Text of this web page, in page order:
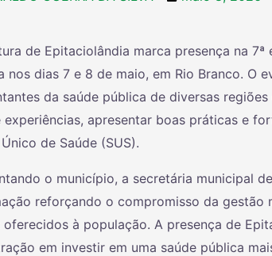
de Epitaciolândia marca presença na 7ª
nos dias 7 e 8 de maio, em Rio Branco. O
da saúde pública de diversas
apresentar boas práticas e
de Saúde (SUS).
o município, a secretária municipal
reforçando o compromisso da
oferecidos à população. A presença de
em investir em uma saúde pública